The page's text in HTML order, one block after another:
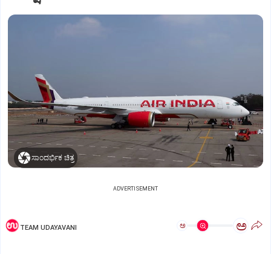
ಸಾಂದರ್ಭಿಕ ಚಿತ್ರ
ADVERTISEMENT
TEAM UDAYAVANI ಅ ಅ